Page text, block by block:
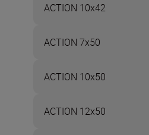
ACTION 10x42
ACTION 7x50
ACTION 10x50
ACTION 12x50